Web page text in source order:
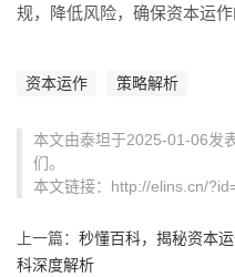
规，降低风险，确保资本运作
资本运作 策略解析
本文由泰坦于2025-01-06发
们。
本文链接：http://elins.cn/
上一篇： 秒懂百科，揭秘资本
科深度解析